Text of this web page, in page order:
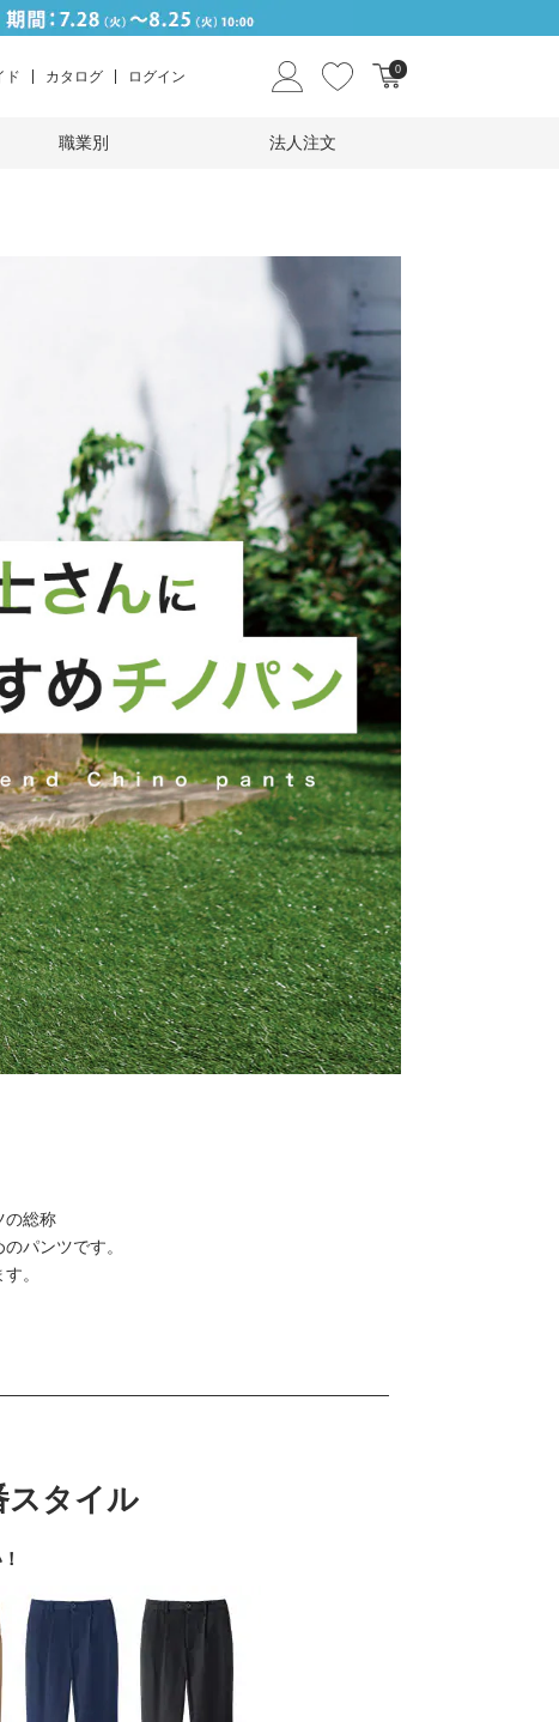
ド カタログ ログイン 0
職業別 法人注文
の総称
パンツです。
。
スタイル